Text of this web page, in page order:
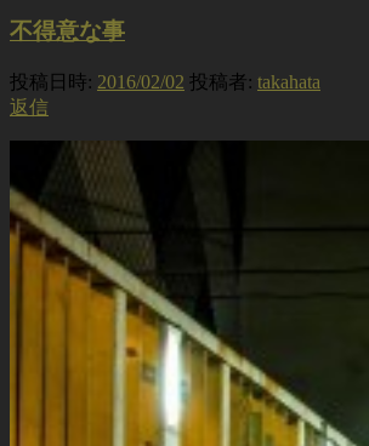
不得意な事
投稿日時: 2016/02/02 投稿者: takahata
返信